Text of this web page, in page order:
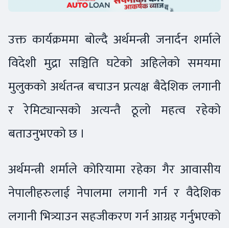
उक्त कार्यक्रममा बोल्दै अर्थमन्त्री जनार्दन शर्माले
विदेशी मुद्रा सञ्चिति घटेको अहिलेको समयमा
मुलुकको अर्थतन्त्र बचाउन प्रत्यक्ष बैदेशिक लगानी
र रेमिट्यान्सको अत्यन्तै ठूलो महत्व रहेको
बताउनुभएको छ ।
अर्थमन्त्री शर्माले कोरियामा रहेका गैर आवासीय
नेपालीहरुलाई नेपालमा लगानी गर्न र वैदेशिक
लगानी भित्र्याउन सहजीकरण गर्न आग्रह गर्नुभएको